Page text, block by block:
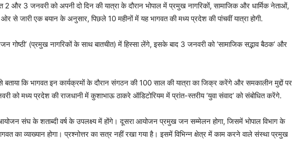
और 3 जनवरी को अपनी दो दिन की यात्रा के दौरान भोपाल में प्रमुख नागरिकों, सामाजिक और धार्मिक नेताओं,
जारी एक बयान के अनुसार, पिछले 10 महीनों में यह भागवत की मध्य प्रदेश की पांचवीं यात्रा होगी.
गोष्ठी’ (प्रमुख नागरिकों के साथ बातचीत) में हिस्सा लेंगे, इसके बाद 3 जनवरी को ‘सामाजिक सद्भाव बैठक’ और
कि भागवत इन कार्यक्रमों के दौरान संगठन की 100 साल की यात्रा का जिक्र करेंगे और समकालीन मुद्दों पर
को मध्य प्रदेश की राजधानी में कुशाभाऊ ठाकरे ऑडिटोरियम में प्रांत-स्तरीय ‘युवा संवाद’ को संबोधित करेंगे.
संघ के शताब्दी वर्ष के उपलक्ष्य में होंगे। दूसरा आयोजन प्रमुख जन सम्मेलन होगा, जिसमें भोपाल विभाग के
का व्याख्यान होगा। प्रश्नोत्तर का सत्र नहीं रखा गया है। इसमें विभिन्न क्षेत्र में काम करने वाले संस्था प्रमुख